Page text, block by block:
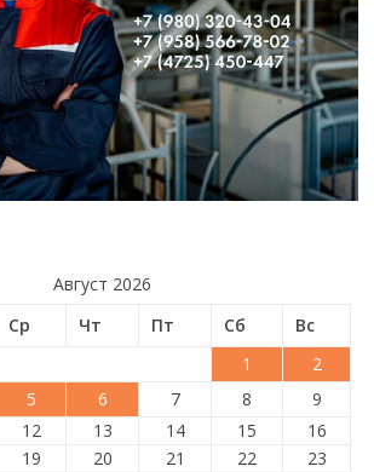
Август 2026
Ср Чт Пт Сб
Вс
1
2
5 6 7 8
9
12 13 14 15
16
19 20 21 22
23